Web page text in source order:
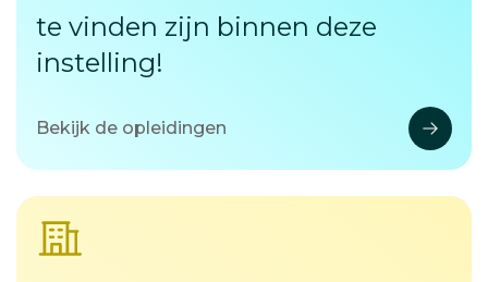
te vinden zijn binnen deze
instelling!
Bekijk de opleidingen